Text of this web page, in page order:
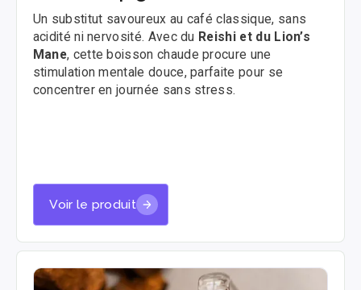
Un substitut savoureux au café classique, sans
acidité ni nervosité. Avec du Reishi et du Lion’s
Mane, cette boisson chaude procure une
stimulation mentale douce, parfaite pour se
concentrer en journée sans stress.
Voir le produit